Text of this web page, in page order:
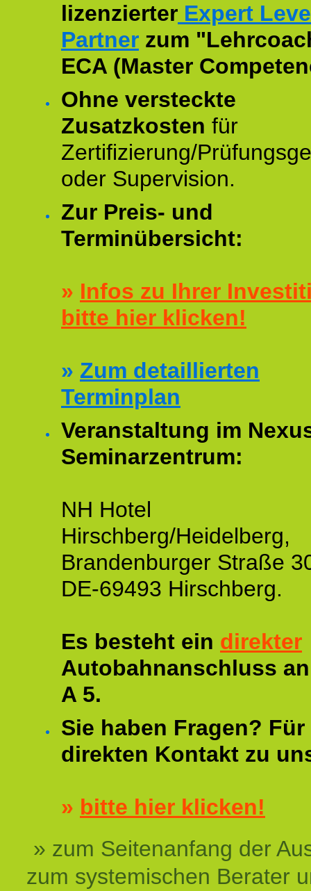
lizenzierter Expert
Partner zum
ECA (Master
Ohne versteckte
Zusatzkosten für
Zertifizierung/
oder Supervision.
Zur Preis- und
Terminübersicht:
» Infos zu Ihrer
bitte hier klicken!
» Zum detaillierten
Terminplan
Veranstaltung im
Seminarzentrum:
NH Hotel
Hirschberg/Heidelberg,
Brandenburger Straße
DE-69493 Hirschberg.
Es besteht ein direkter
Autobahnanschluss
A 5.
Sie haben Fragen?
direkten Kontakt zu
» bitte hier klicken!
» zum Seitenanfang der
zum systemischen Berater